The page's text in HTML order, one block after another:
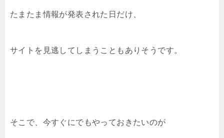
たまたま情報が発表された日だけ、
サイトを見逃してしまうこともありそうです。
そこで、今すぐにでもやっておきたいのが